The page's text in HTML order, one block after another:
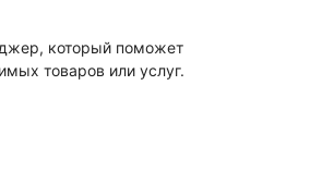
который поможет
товаров или услуг.